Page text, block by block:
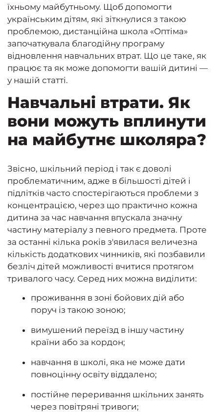
їхньому майбутньому. Щоб допомогти
українським дітям, які зіткнулися з такою
проблемою, дистанційна школа «Оптіма»
започаткувала благодійну програму
відновлення навчальних втрат. Що це таке, як
працює та як може допомогти вашій дитині —
у нашій статті.
Навчальні втрати. Як
вони можуть вплинути
на майбутнє школяра?
Звісно, шкільний період і так є доволі
проблематичним, адже в більшості дітей і
підлітків часто спостерігаються проблеми з
концентрацією, через що практично кожна
дитина за час навчання впускала значну
частину матеріалу з певного предмета. Проте
за останні кілька років з'явилася величезна
кількість додаткових чинників, які позбавили
безліч дітей можливості вчитися протягом
тривалого часу. Серед них можна виділити:
проживання в зоні бойових дій або
поруч із такою зоною;
вимушений переїзд в іншу частину
країни або за кордон;
навчання в школі, яка не може дати
повноцінну освіту віддалено;
постійне переривання шкільних занять
через повітряні тривоги;